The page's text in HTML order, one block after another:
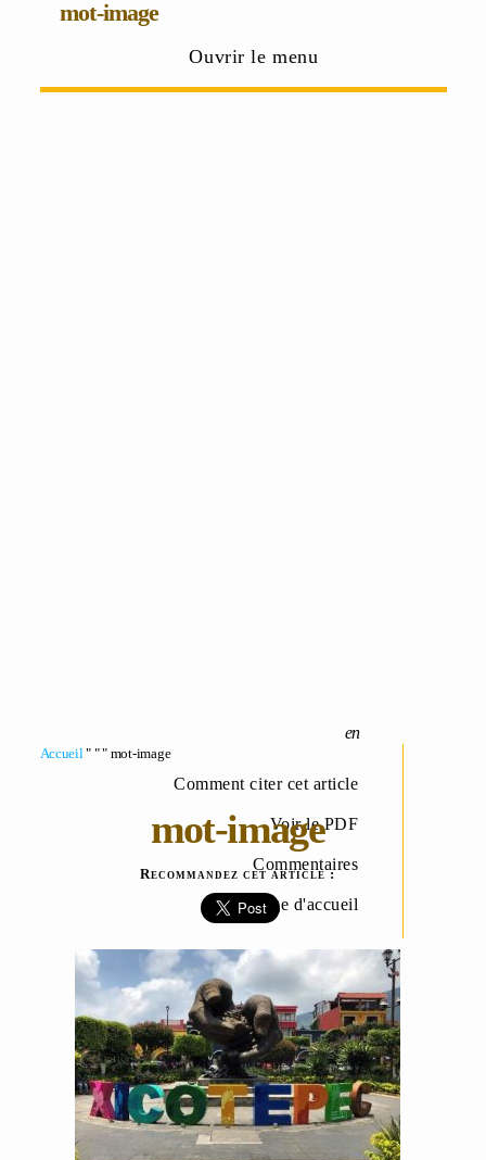
mot-image
Ouvrir le menu
Comment citer cet article
Voir le PDF
Commentaires
Page d'accueil
Accueil " " " mot-image
mot-image
Recommandez cet article :